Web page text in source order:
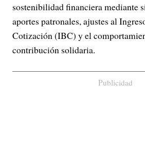
sostenibilidad financiera mediante
aportes patronales, ajustes al
Cotización (IBC) y el
contribución solidaria.
Publicidad